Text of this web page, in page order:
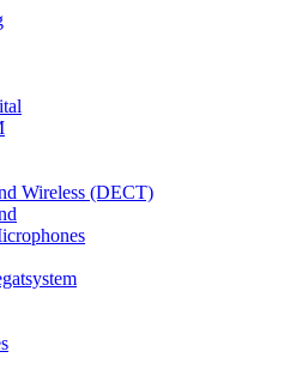
Wireless (DECT)